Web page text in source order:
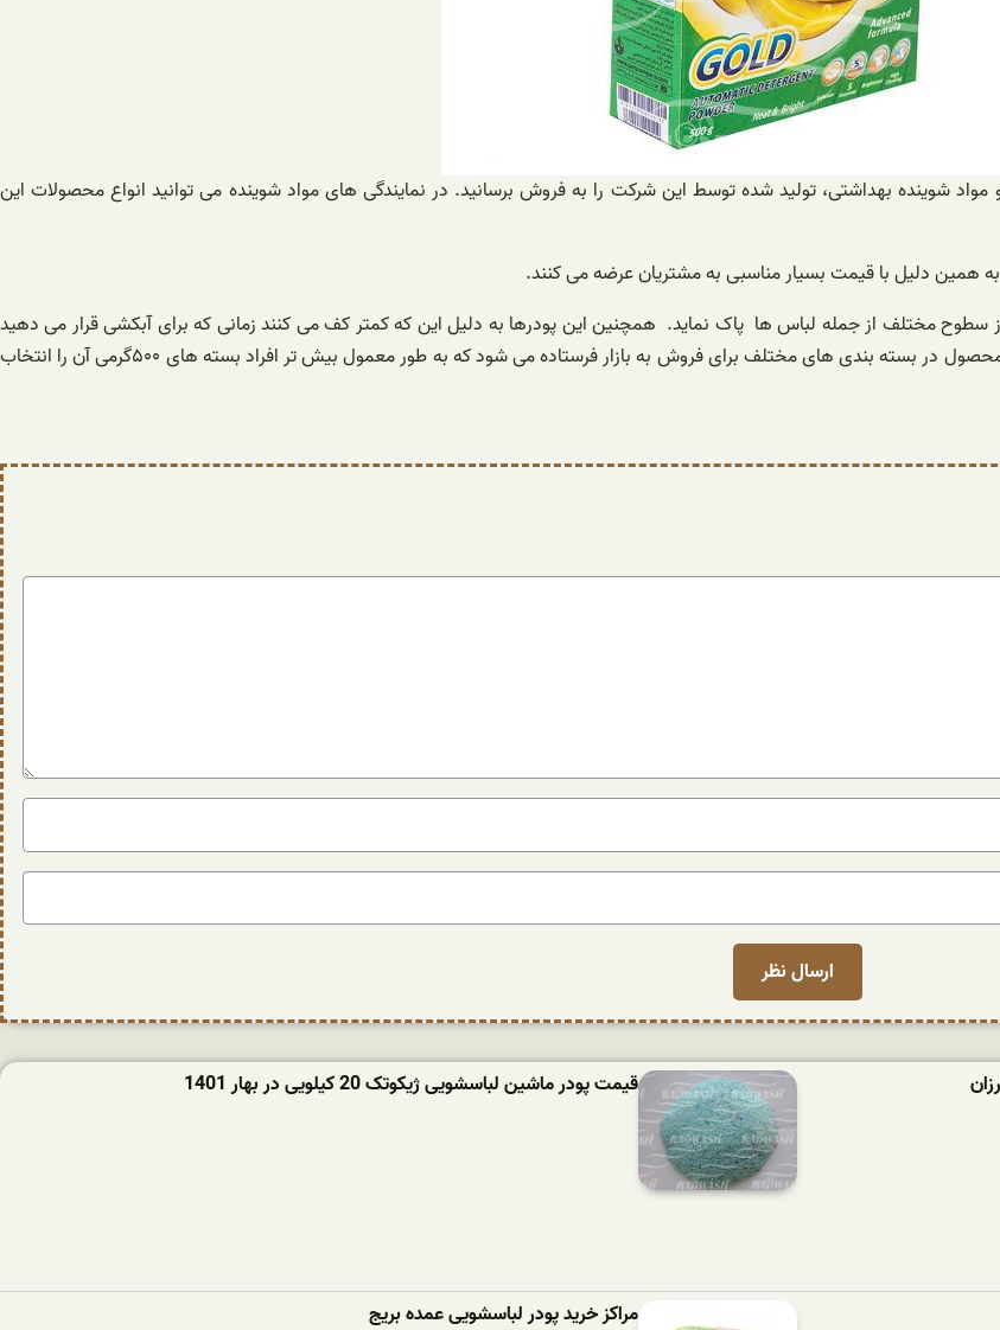
شوینده بهداشتی، تولید شده توسط این شرکت را به فروش برسانید. در نمایندگی های مواد شوینده می توانید انواع محصولات این
همین دلیل با قیمت بسیار مناسبی به مشتریان عرضه می کنند‌.
از سطوح مختلف از جمله لباس ها پاک‌ نماید. همچنین این پودرها به دلیل این که کمتر کف می کنند زمانی که برای آبکشی قرار می دهید
کمتر می باشد، بنابراین هم در زمان و هم در مصرف آب صرفه جویی می شود. این محصول در بسته بندی های مختلف برای فروش به بازار فرستاده می شود که به طور معمول بیش تر افراد بسته های ۵۰۰گرمی آن را انتخاب
قیمت پودر ماشین لباسشویی ژیکوتک 20 کیلویی در بهار 1401
مراکز خرید پودر لباسشویی عمده بریج